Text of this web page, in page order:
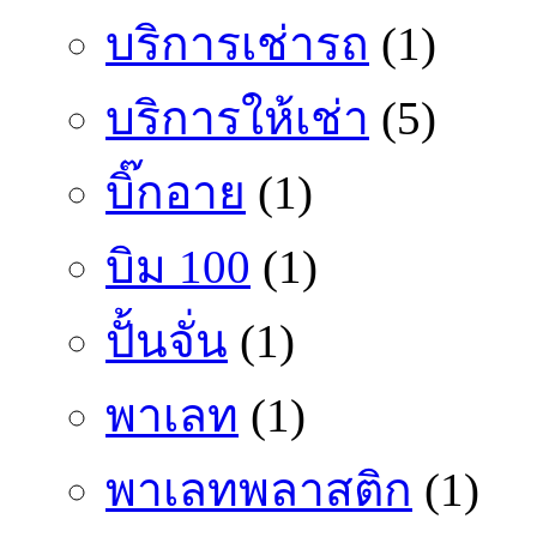
บริการเช่ารถ (1)
บริการให้เช่า (5)
บิ๊กอาย (1)
บิม 100 (1)
ปั้นจั่น (1)
พาเลท (1)
พาเลทพลาสติก (1)